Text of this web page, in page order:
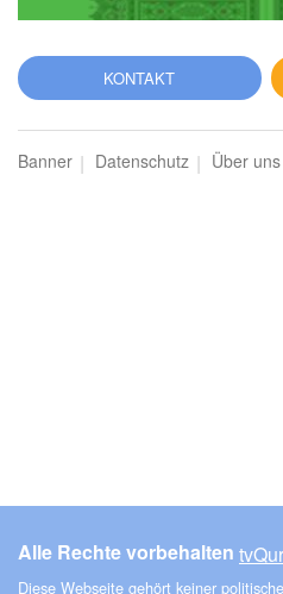
KONTAKT
Banner Datenschutz Über uns
Alle Rechte vorbehalten
Diese Webseite gehört keiner